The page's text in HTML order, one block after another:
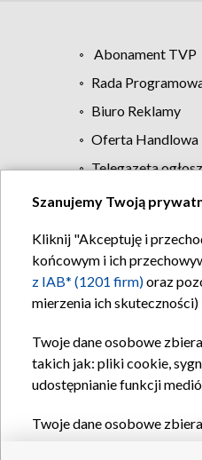
Abonament TVP
Rada
Biuro Reklamy
Oferta Handlowa
Telegazeta
Szanujemy Twoją
Kliknij "Akceptuję i
końcowym i ich
z IAB* (1201 firm)oraz
mierzenia ich
Twoje dane osobowe
takich jak: pliki cookie,
udostępnianie funkcji
Twoje dane osobowe